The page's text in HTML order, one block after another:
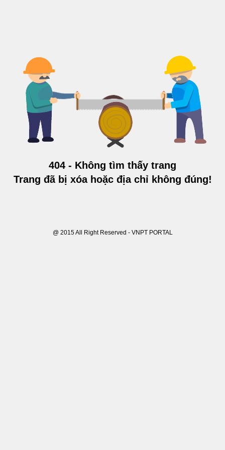
404 - Không tìm thấy trang
Trang đã bị xóa hoặc địa chỉ không đúng!
@ 2015 All Right Reserved - VNPT PORTAL